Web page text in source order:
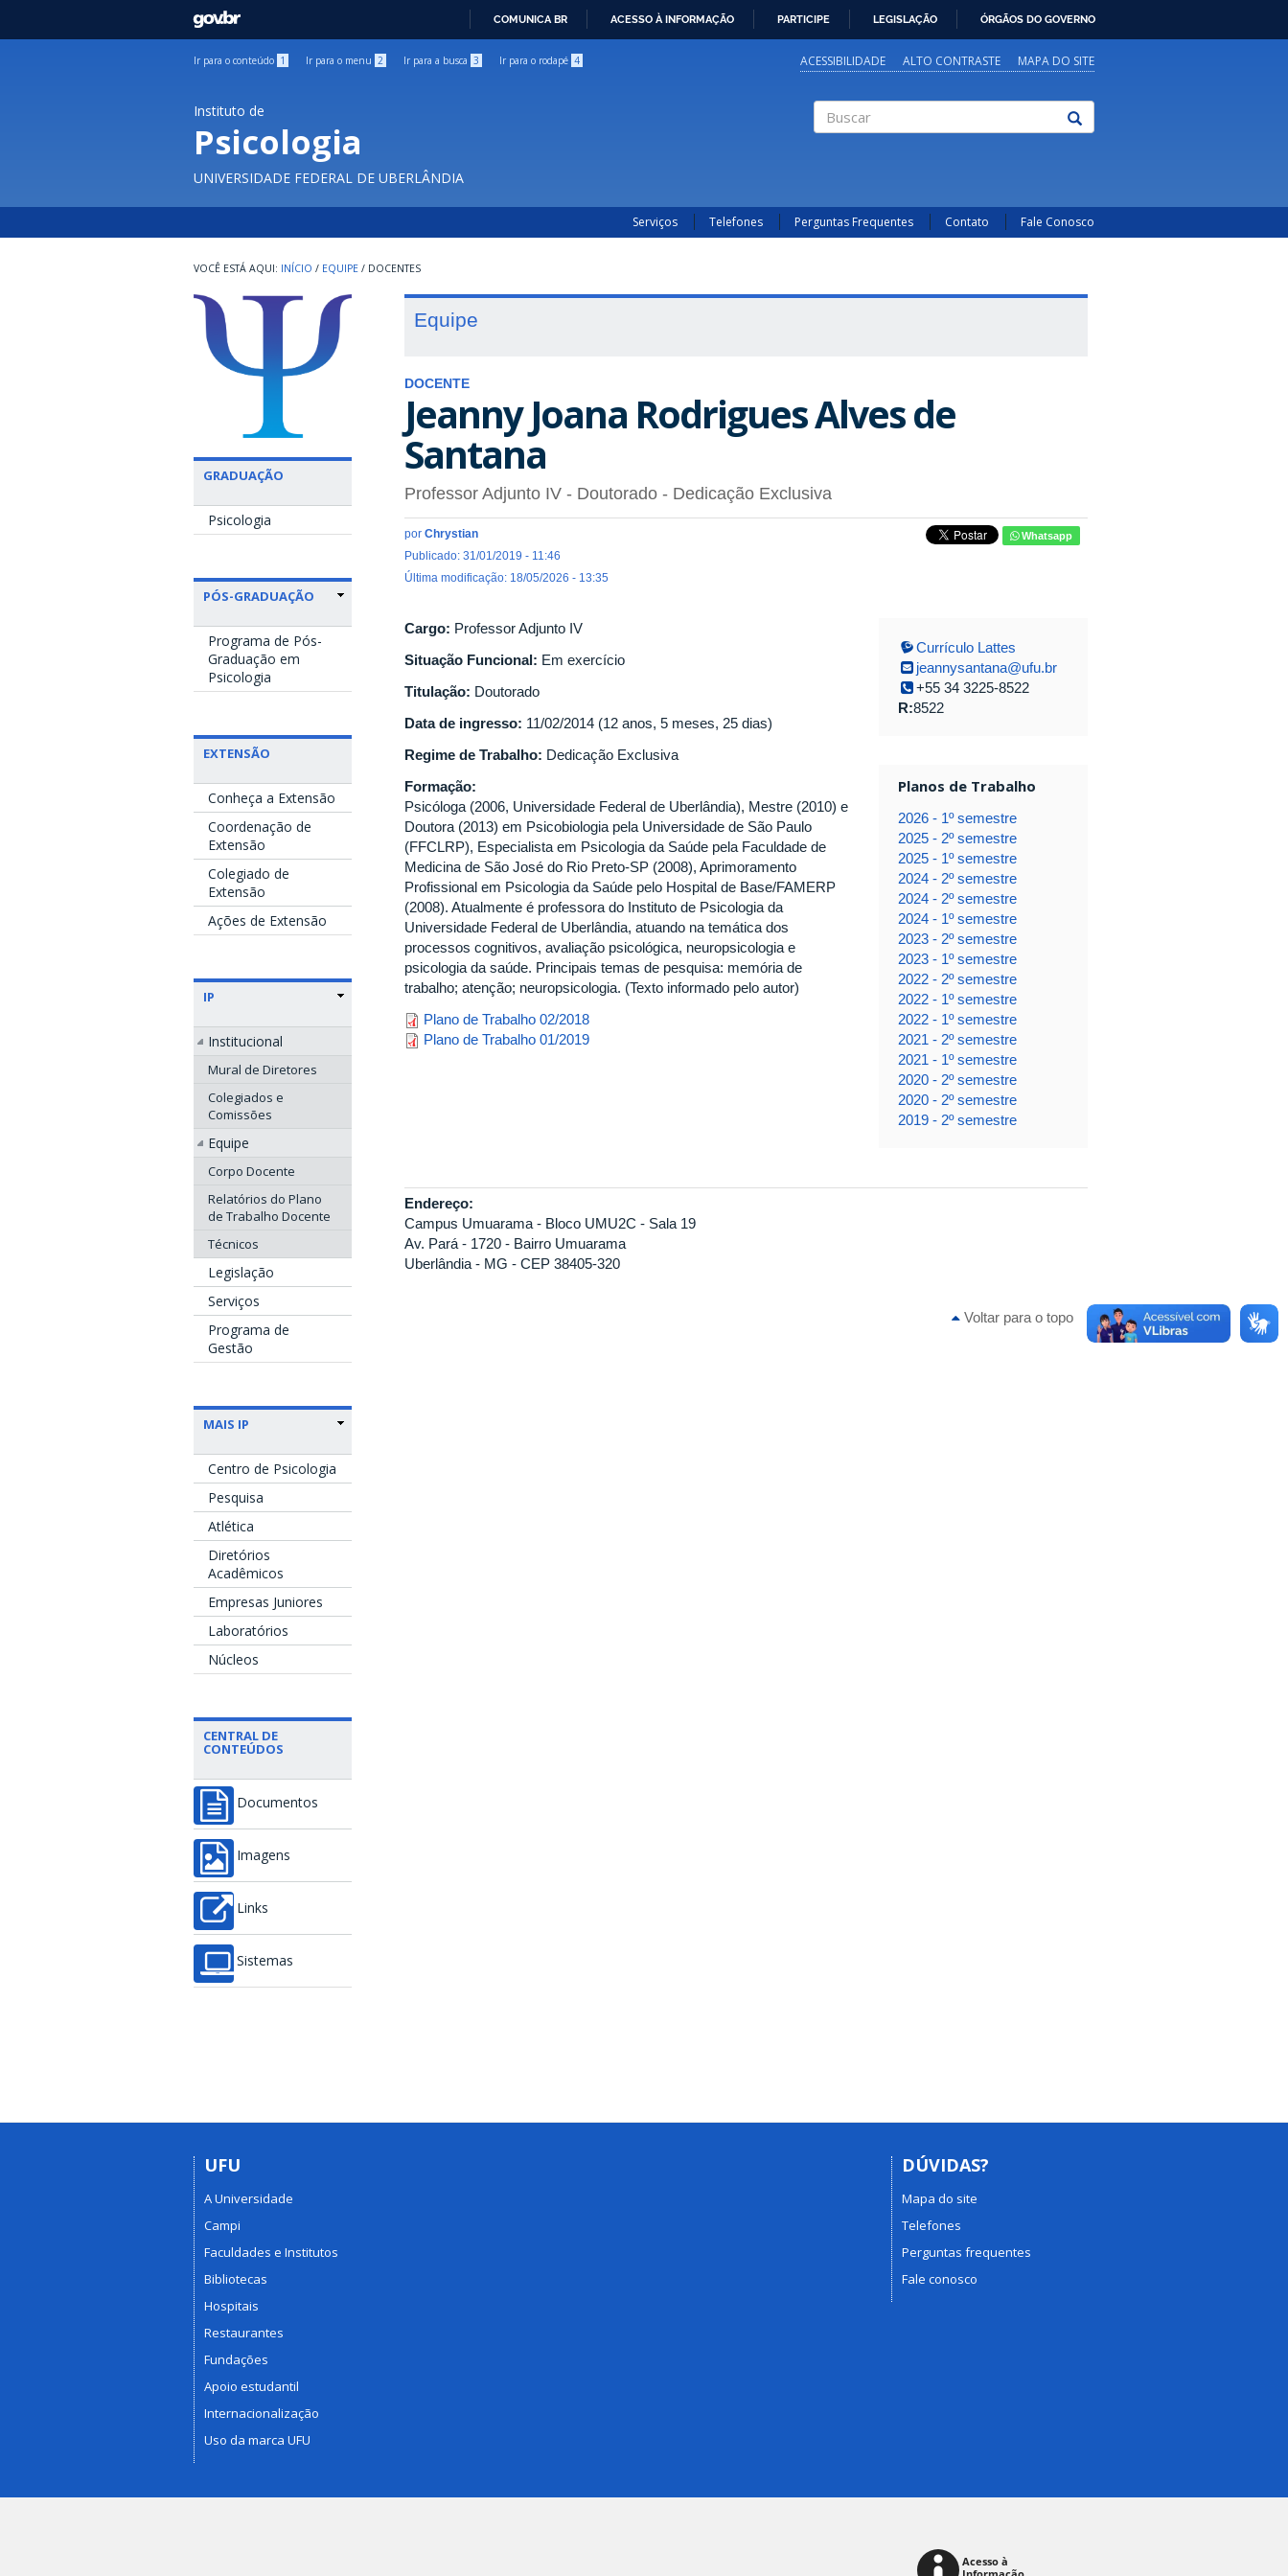
GOVBR
COMUNICA BR ACESSO À INFORMAÇÃO PARTICIPE LEGISLAÇÃO ÓRGÃOS DO GOVERNO
Ir para o conteúdo 1 Ir para o menu 2 Ir para a busca 3 Ir para o rodapé 4 ACESSIBILIDADE ALTO CONTRASTE MAPA DO SITE
Instituto de
Psicologia
UNIVERSIDADE FEDERAL DE UBERLÂNDIA
Serviços Telefones Perguntas Frequentes Contato Fale Conosco
INÍCIO / EQUIPE / DOCENTES
GRADUAÇÃO
Psicologia
PÓS-GRADUAÇÃO
Programa de Pós-
Graduação em
Psicologia
EXTENSÃO
Conheça a Extensão
Coordenação de
Extensão
Colegiado de
Extensão
Ações de Extensão
IP
Institucional
Mural de Diretores
Colegiados e
Comissões
Equipe
Corpo Docente
Relatórios do Plano
de Trabalho Docente
Técnicos
Legislação
Serviços
Programa de
Gestão
MAIS IP
Centro de Psicologia
Pesquisa
Atlética
Diretórios
Acadêmicos
Empresas Juniores
Laboratórios
Núcleos
CENTRAL DE
CONTEÚDOS
Documentos
Imagens
Links
Sistemas
Equipe
DOCENTE
Jeanny Joana Rodrigues Alves de
Santana
Professor Adjunto IV - Doutorado - Dedicação Exclusiva
por Chrystian
Publicado: 31/01/2019 - 11:46
Última modificação: 18/05/2026 - 13:35
Whatsapp
Cargo: Professor Adjunto IV
Situação Funcional: Em exercício
Titulação: Doutorado
Data de ingresso: 11/02/2014 (12 anos, 5 meses, 25 dias)
Regime de Trabalho: Dedicação Exclusiva
Formação:
Psicóloga (2006, Universidade Federal de Uberlândia), Mestre (2010) e
Doutora (2013) em Psicobiologia pela Universidade de São Paulo
(FFCLRP), Especialista em Psicologia da Saúde pela Faculdade de
Medicina de São José do Rio Preto-SP (2008), Aprimoramento
Profissional em Psicologia da Saúde pelo Hospital de Base/FAMERP
(2008). Atualmente é professora do Instituto de Psicologia da
Universidade Federal de Uberlândia, atuando na temática dos
processos cognitivos, avaliação psicológica, neuropsicologia e
psicologia da saúde. Principais temas de pesquisa: memória de
trabalho; atenção; neuropsicologia. (Texto informado pelo autor)
jeanny_2018_2.pdf
Plano de Trabalho 02/2018
jeanny_2019_1_corrigido.pdf
Plano de Trabalho 01/2019
Currículo Lattes
jeannysantana@ufu.br
+55 34 3225-8522
R:8522
Planos de Trabalho
2026 - 1º semestre
2025 - 2º semestre
2025 - 1º semestre
2024 - 2º semestre
2024 - 2º semestre
2024 - 1º semestre
2023 - 2º semestre
2023 - 1º semestre
2022 - 2º semestre
2022 - 1º semestre
2022 - 1º semestre
2021 - 2º semestre
2021 - 1º semestre
2020 - 2º semestre
2020 - 2º semestre
2019 - 2º semestre
Endereço:
Campus Umuarama - Bloco UMU2C - Sala 19
Av. Pará - 1720 - Bairro Umuarama
Uberlândia - MG - CEP 38405-320
Voltar para o topo
UFU
A Universidade
Campi
Faculdades e Institutos
Bibliotecas
Hospitais
Restaurantes
Fundações
Apoio estudantil
Internacionalização
Uso da marca UFU
DÚVIDAS?
Mapa do site
Telefones
Perguntas frequentes
Fale conosco